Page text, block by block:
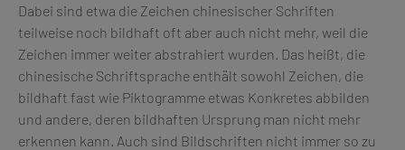
Dabei sind etwa die Zeichen chinesischer Schriften
teilweise noch bildhaft oft aber auch nicht mehr, weil die
Zeichen immer weiter abstrahiert wurden. Das heißt, die
chinesische Schriftsprache enthält sowohl Zeichen, die
bildhaft fast wie Piktogramme etwas Konkretes abbilden
und andere, deren bildhaften Ursprung man nicht mehr
erkennen kann. Auch sind Bildschriften nicht immer so zu